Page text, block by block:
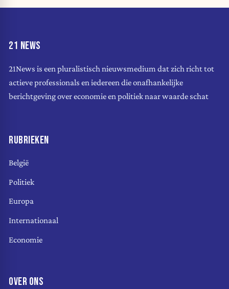
21 NEWS
21News is een pluralistisch nieuwsmedium dat zich richt tot
actieve professionals en iedereen die onafhankelijke
berichtgeving over economie en politiek naar waarde schat
RUBRIEKEN
België
Politiek
Europa
Internationaal
Economie
OVER ONS